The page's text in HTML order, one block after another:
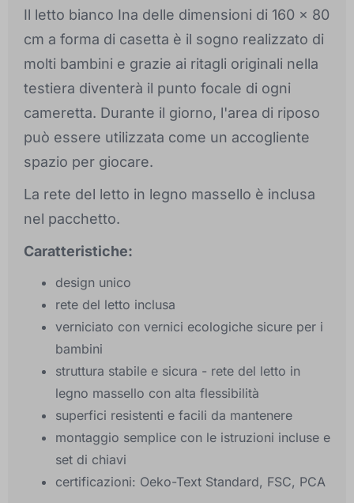
Il letto bianco Ina delle dimensioni di 160 x 80
cm a forma di casetta è il sogno realizzato di
molti bambini e grazie ai ritagli originali nella
testiera diventerà il punto focale di ogni
cameretta. Durante il giorno, l'area di riposo
può essere utilizzata come un accogliente
spazio per giocare.
La rete del letto in legno massello è inclusa
nel pacchetto.
Caratteristiche:
design unico
rete del letto inclusa
verniciato con vernici ecologiche sicure per i
bambini
struttura stabile e sicura - rete del letto in
legno massello con alta flessibilità
superfici resistenti e facili da mantenere
montaggio semplice con le istruzioni incluse e
set di chiavi
certificazioni: Oeko-Text Standard, FSC, PCA